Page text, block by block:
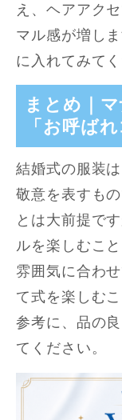
え、ヘアアク
マル感が増し
に入れてみてく
まとめ｜
「お呼ば
結婚式の服装
敬意を表すも
とは大前提で
ルを楽しむこ
雰囲気に合わ
て式を楽しむ
参考に、品の
てください。